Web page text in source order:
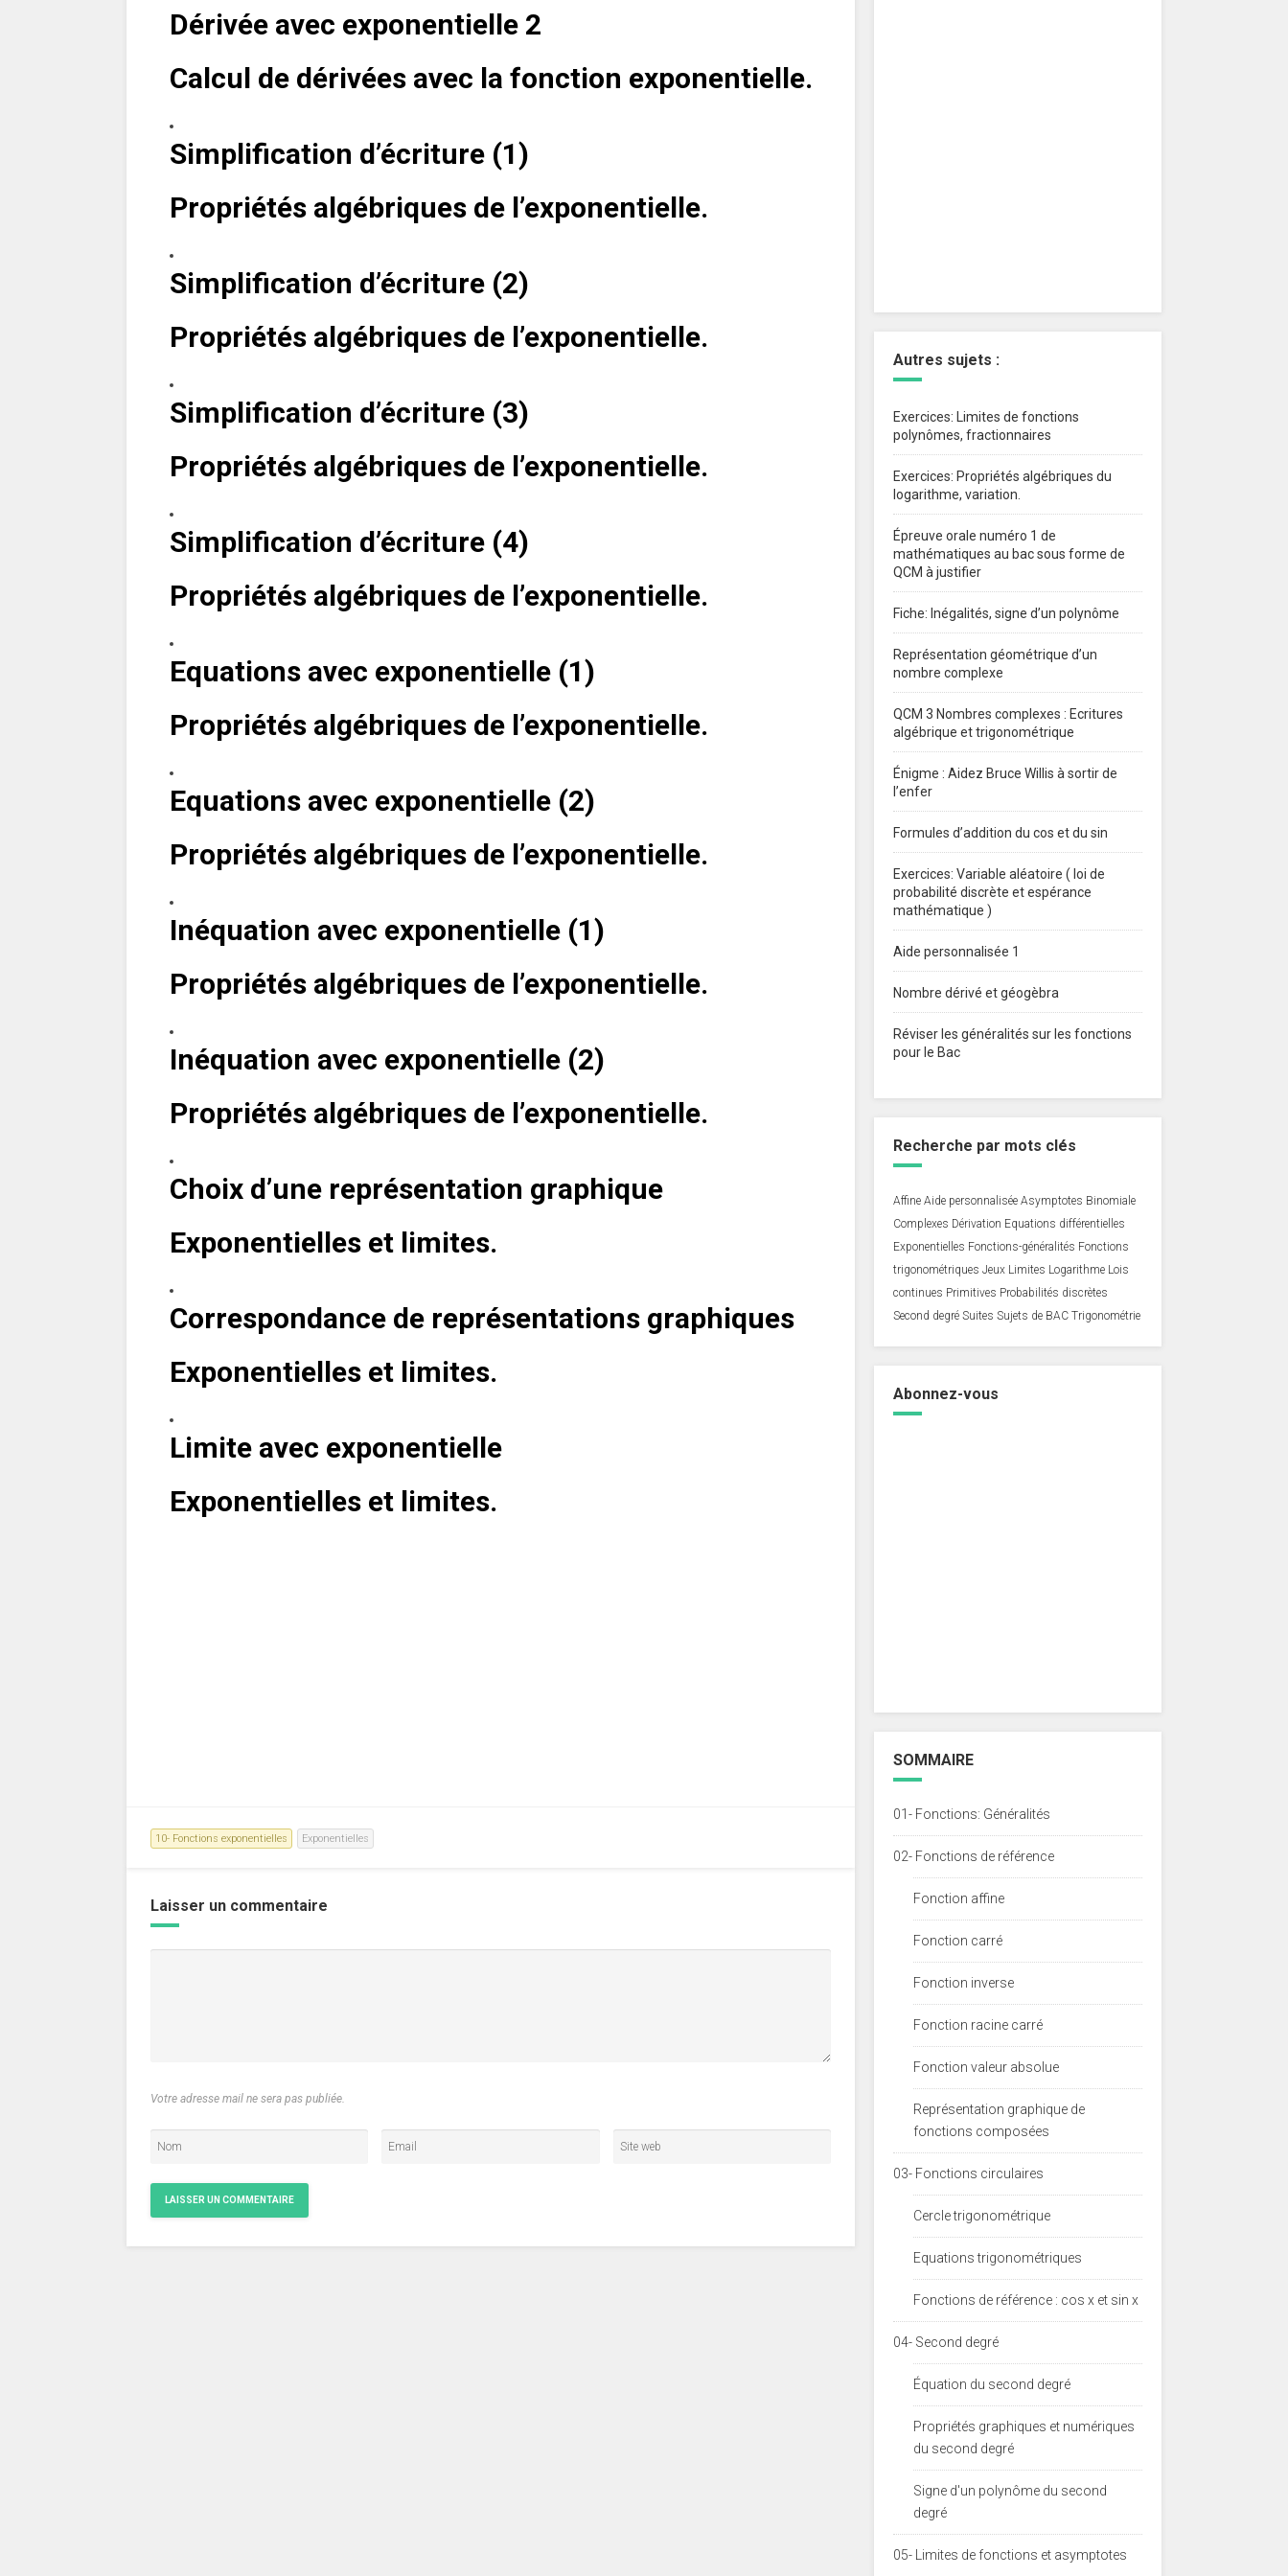
Dérivée avec exponentielle 2
Calcul de dérivées avec la fonction exponentielle.
Simplification d’écriture (1)
Propriétés algébriques de l’exponentielle.
Simplification d’écriture (2)
Propriétés algébriques de l’exponentielle.
Simplification d’écriture (3)
Propriétés algébriques de l’exponentielle.
Simplification d’écriture (4)
Propriétés algébriques de l’exponentielle.
Equations avec exponentielle (1)
Propriétés algébriques de l’exponentielle.
Equations avec exponentielle (2)
Propriétés algébriques de l’exponentielle.
Inéquation avec exponentielle (1)
Propriétés algébriques de l’exponentielle.
Inéquation avec exponentielle (2)
Propriétés algébriques de l’exponentielle.
Choix d’une représentation graphique
Exponentielles et limites.
Correspondance de représentations graphiques
Exponentielles et limites.
Limite avec exponentielle
Exponentielles et limites.
10- Fonctions exponentielles Exponentielles
Laisser un commentaire
Votre adresse mail ne sera pas publiée.
Autres sujets :
Exercices: Limites de fonctions
polynômes, fractionnaires
Exercices: Propriétés algébriques du
logarithme, variation.
Épreuve orale numéro 1 de
mathématiques au bac sous forme de
QCM à justifier
Fiche: Inégalités, signe d’un polynôme
Représentation géométrique d’un
nombre complexe
QCM 3 Nombres complexes : Ecritures
algébrique et trigonométrique
Énigme : Aidez Bruce Willis à sortir de
l’enfer
Formules d’addition du cos et du sin
Exercices: Variable aléatoire ( loi de
probabilité discrète et espérance
mathématique )
Aide personnalisée 1
Nombre dérivé et géogèbra
Réviser les généralités sur les fonctions
pour le Bac
Recherche par mots clés
Affine Aide personnalisée Asymptotes Binomiale
Complexes Dérivation Equations différentielles
Exponentielles Fonctions-généralités Fonctions
trigonométriques Jeux Limites Logarithme Lois
continues Primitives Probabilités discrètes
Second degré Suites Sujets de BAC Trigonométrie
Abonnez-vous
SOMMAIRE
01- Fonctions: Généralités
02- Fonctions de référence
Fonction affine
Fonction carré
Fonction inverse
Fonction racine carré
Fonction valeur absolue
Représentation graphique de
fonctions composées
03- Fonctions circulaires
Cercle trigonométrique
Equations trigonométriques
Fonctions de référence : cos x et sin x
04- Second degré
Équation du second degré
Propriétés graphiques et numériques
du second degré
Signe d'un polynôme du second
degré
05- Limites de fonctions et asymptotes